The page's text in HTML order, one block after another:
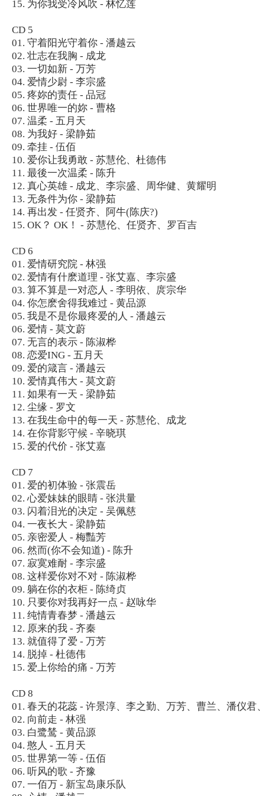
15. 为你我受冷风吹 - 林忆莲
CD 5
01. 守着阳光守着你 - 潘越云
02. 壮志在我胸 - 成龙
03. 一切如新 - 万芳
04. 爱情少尉 - 李宗盛
05. 疼妳的责任 - 品冠
06. 世界唯一的妳 - 曹格
07. 温柔 - 五月天
08. 为我好 - 梁静茹
09. 牵挂 - 伍佰
10. 爱你让我勇敢 - 苏慧伦、杜德伟
11. 最後一次温柔 - 陈升
12. 真心英雄 - 成龙、李宗盛、周华健、黄耀明
13. 无条件为你 - 梁静茹
14. 再出发 - 任贤齐、阿牛(陈庆?)
15. OK？ OK！ - 苏慧伦、任贤齐、罗百吉
CD 6
01. 爱情研究院 - 林强
02. 爱情有什麽道理 - 张艾嘉、李宗盛
03. 算不算是一对恋人 - 李明依、庹宗华
04. 你怎麽舍得我难过 - 黄品源
05. 我是不是你最疼爱的人 - 潘越云
06. 爱情 - 莫文蔚
07. 无言的表示 - 陈淑桦
08. 恋爱ING - 五月天
09. 爱的箴言 - 潘越云
10. 爱情真伟大 - 莫文蔚
11. 如果有一天 - 梁静茹
12. 尘缘 - 罗文
13. 在我生命中的每一天 - 苏慧伦、成龙
14. 在你背影守候 - 辛晓琪
15. 爱的代价 - 张艾嘉
CD 7
01. 爱的初体验 - 张震岳
02. 心爱妹妹的眼睛 - 张洪量
03. 闪着泪光的决定 - 吴佩慈
04. 一夜长大 - 梁静茹
05. 亲密爱人 - 梅豔芳
06. 然而(你不会知道) - 陈升
07. 寂寞难耐 - 李宗盛
08. 这样爱你对不对 - 陈淑桦
09. 躺在你的衣柜 - 陈绮贞
10. 只要你对我再好一点 - 赵咏华
11. 纯情青春梦 - 潘越云
12. 原来的我 - 齐秦
13. 就值得了爱 - 万芳
14. 脱掉 - 杜德伟
15. 爱上你给的痛 - 万芳
CD 8
01. 春天的花蕊 - 许景淳、李之勤、万芳、曹兰、潘仪君
02. 向前走 - 林强
03. 白鹭鸶 - 黄品源
04. 憨人 - 五月天
05. 世界第一等 - 伍佰
06. 听风的歌 - 齐豫
07. 一佰万 - 新宝岛康乐队